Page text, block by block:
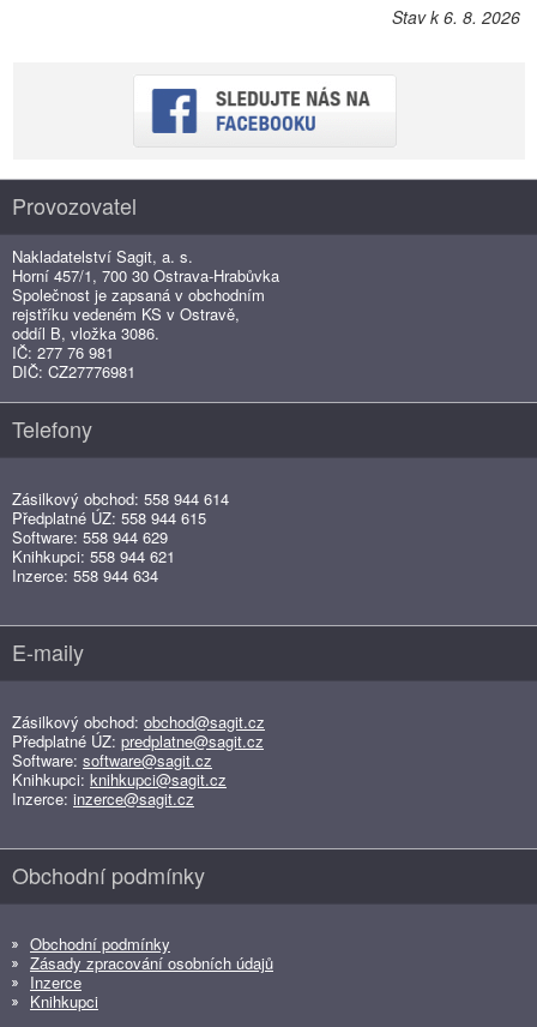
Stav k 6. 8. 2026
Provozovatel
Nakladatelství Sagit, a. s.
Horní 457/1, 700 30 Ostrava-Hrabůvka
Společnost je zapsaná v obchodním
rejstříku vedeném KS v Ostravě,
oddíl B, vložka 3086.
IČ: 277 76 981
DIČ: CZ27776981
Telefony
Zásilkový obchod: 558 944 614
Předplatné ÚZ: 558 944 615
Software: 558 944 629
Knihkupci: 558 944 621
Inzerce: 558 944 634
E-maily
Zásilkový obchod: obchod@sagit.cz
Předplatné ÚZ: predplatne@sagit.cz
Software: software@sagit.cz
Knihkupci: knihkupci@sagit.cz
Inzerce: inzerce@sagit.cz
Obchodní podmínky
Obchodní podmínky
Zásady zpracování osobních údajů
Inzerce
Knihkupci